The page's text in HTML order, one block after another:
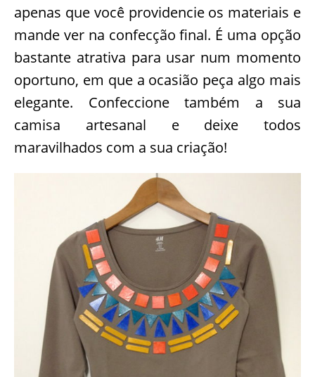
apenas que você providencie os materiais e
mande ver na confecção final. É uma opção
bastante atrativa para usar num momento
oportuno, em que a ocasião peça algo mais
elegante. Confeccione também a sua
camisa artesanal e deixe todos
maravilhados com a sua criação!